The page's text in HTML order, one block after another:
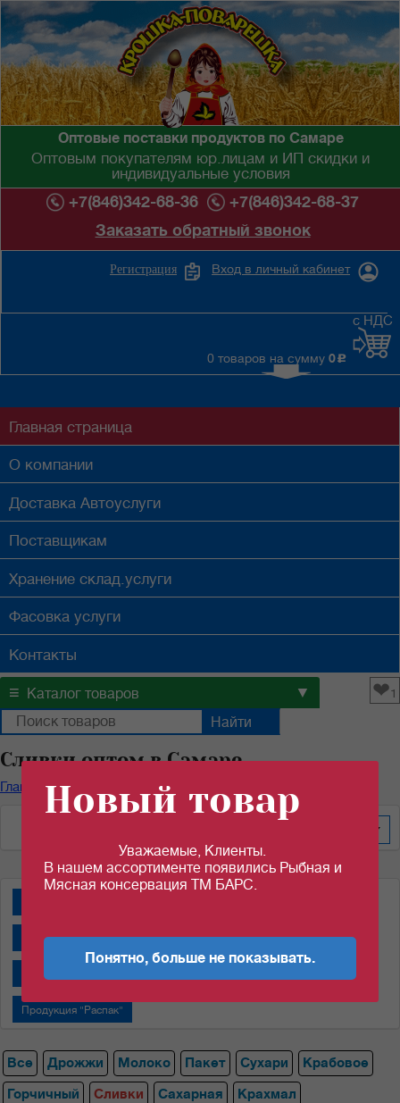
Оптовые поставки продуктов по Самаре
Оптовым покупателям юр.лицам и ИП скидки и
индивидуальные условия
+7(846)342-68-36
+7(846)342-68-37
Заказать обратный звонок
Вход в личный кабинет
Регистрация
0 товаров на сумму 0 c
с НДС
Главная страница
О компании
Доставка Автоуслуги
Поставщикам
Хранение склад.услуги
Фасовка услуги
Контакты
≡ Каталог товаров ▼ ❤1
Сливки оптом в Самаре
Главная/ Каталог продуктов
Молоко сгущенное "Алексеевское"
Молоко сгущенное "Назаровский МКК"
Продукция "Распак"
Все Дрожжи Молоко Пакет Сухари
Крабовое
Горчичный
Сливки Сахарная Крахмал
Новый товар
Уважаемые, Клиенты.
В нашем ассортименте появились Рыбная и
Мясная консервация ТМ БАРС.
Понятно, больше не показывать.